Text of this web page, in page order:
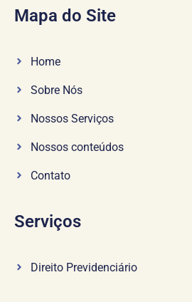
Mapa do Site
Home
Sobre Nós
Nossos Serviços
Nossos conteúdos
Contato
Serviços
Direito Previdenciário